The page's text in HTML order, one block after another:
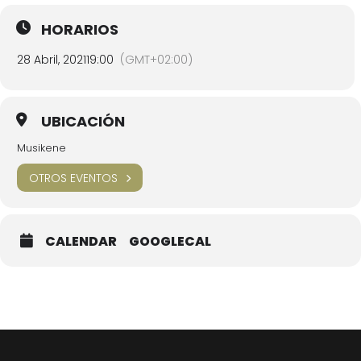
HORARIOS
28 Abril, 202119:00 (GMT+02:00)
UBICACIÓN
Musikene
OTROS EVENTOS
CALENDAR GOOGLECAL